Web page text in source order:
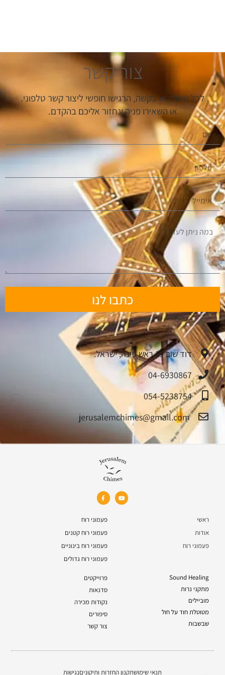
צור קשר
לכל שאלה או בקשה, הרגישו חופשי ליצור קשר טלפוני.
או השאירו פניה ונחזור אליכם בהקדם.
כתבו לנו
דוד שוב 19 ראש פינה, ישראל.
04-6930867
054-5238754
jerusalemchimes@gmail.com‏
ראשי
אודות
פעמוני רוח
פעמוני רוח
פעמוני רוח קטנים
פעמוני רוח בינוניים
פעמוני רוח גדולים
Sound Healing
מתקני נרות
מוביילים
מטוטלת חוד על חול
שבשבות
פרוייקטים
סדנאות
נקודות מכירה
סיפורים
צור קשר
תנאי שימושתקנון החזרות ותיקוניםנגישות